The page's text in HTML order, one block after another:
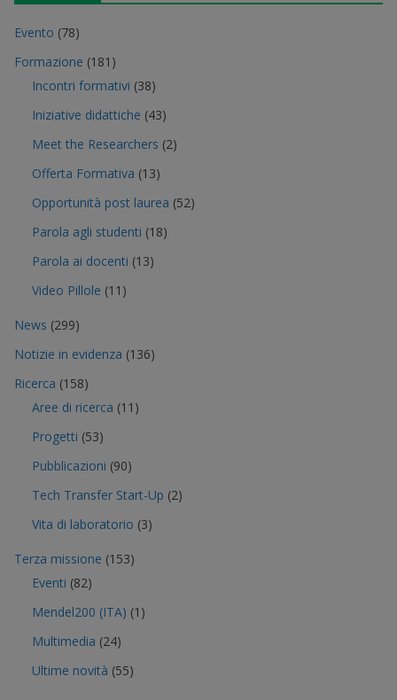
Evento (78)
Formazione (181)
Incontri formativi (38)
Iniziative didattiche (43)
Meet the Researchers (2)
Offerta Formativa (13)
Opportunità post laurea (52)
Parola agli studenti (18)
Parola ai docenti (13)
Video Pillole (11)
News (299)
Notizie in evidenza (136)
Ricerca (158)
Aree di ricerca (11)
Progetti (53)
Pubblicazioni (90)
Tech Transfer Start-Up (2)
Vita di laboratorio (3)
Terza missione (153)
Eventi (82)
Mendel200 (ITA) (1)
Multimedia (24)
Ultime novità (55)